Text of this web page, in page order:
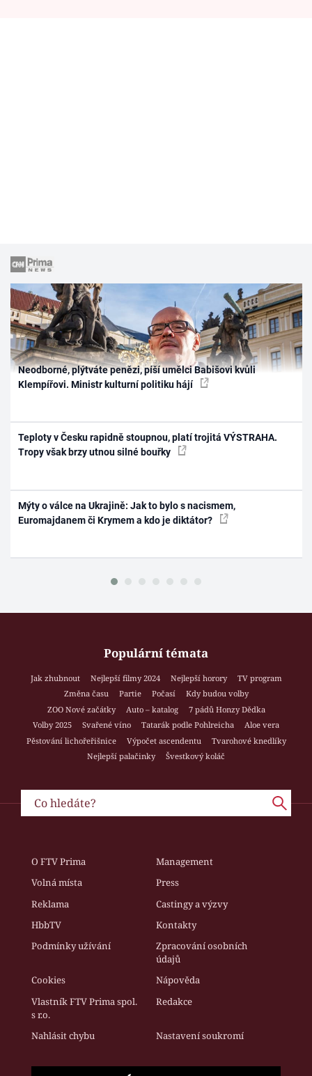
Neodborné, plýtváte penězi, píší umělci Babišovi kvůli
Klempířovi. Ministr kulturní politiku hájí
Teploty v Česku rapidně stoupnou, platí trojitá VÝSTRAHA.
Tropy však brzy utnou silné bouřky
Mýty o válce na Ukrajině: Jak to bylo s nacismem,
Euromajdanem či Krymem a kdo je diktátor?
Populární témata
Jak zhubnout Nejlepší filmy 2024 Nejlepší horory
TV program
Změna času
Partie Počasí
Kdy budou volby
ZOO Nové začátky
Auto – katalog
7 pádů Honzy Dědka
Volby 2025
Svařené víno Tatarák podle Pohlreicha
Aloe vera
Pěstování lichořeřišnice
Výpočet ascendentu
Tvarohové knedlíky
Nejlepší palačinky
Švestkový koláč
O FTV Prima
Management
Volná místa
Press
Reklama
Castingy a výzvy
HbbTV
Kontakty
Podmínky užívání
Zpracování osobních
údajů
Cookies
Nápověda
Vlastník FTV Prima spol.
s r.o.
Redakce
Nahlásit chybu Nastavení soukromí